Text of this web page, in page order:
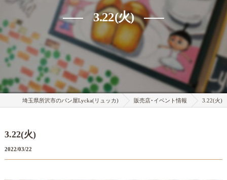
3.22(火)
埼玉県所沢市のパン屋Lycka(リュッカ) 販売店･イベント情報 3.22(火)
3.22(火)
2022/03/22